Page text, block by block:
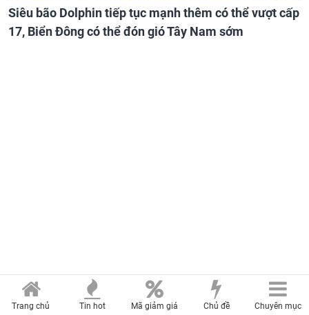
Siêu bão Dolphin tiếp tục mạnh thêm có thể vượt cấp
17, Biển Đông có thể đón gió Tây Nam sớm
Trang chủ Tin hot Mã giảm giá Chủ đề Chuyên mục